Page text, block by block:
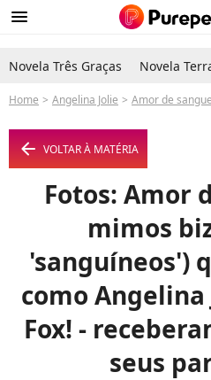
menu
Novela Três Graças Novela
Home Angelina Jolie Amor de sangue: 6 mimos bizarros (e
arrow_left VOLTAR À MATÉRIA
Fotos: Amor
mimos
'sanguíneos')
como Angelina
Fox! -
seus